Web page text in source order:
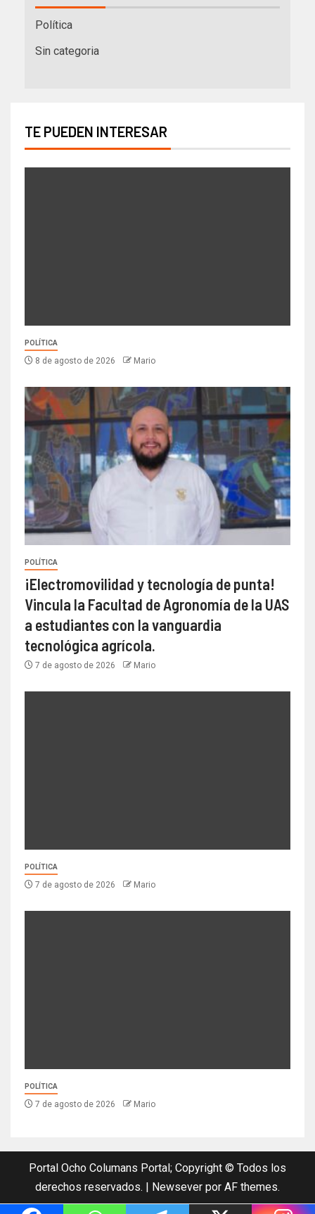
Política
Sin categoria
TE PUEDEN INTERESAR
POLÍTICA
8 de agosto de 2026 Mario
POLÍTICA
¡Electromovilidad y tecnología de punta!
Vincula la Facultad de Agronomía de la UAS
a estudiantes con la vanguardia
tecnológica agrícola.
7 de agosto de 2026 Mario
POLÍTICA
7 de agosto de 2026 Mario
POLÍTICA
7 de agosto de 2026 Mario
Portal Ocho Columans Portal; Copyright © Todos los
derechos reservados. | Newsever por AF themes.